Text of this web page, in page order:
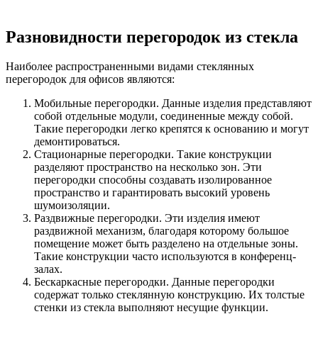
Разновидности перегородок из стекла
Наиболее распространенными видами стеклянных
перегородок для офисов являются:
Мобильные перегородки. Данные изделия представляют
собой отдельные модули, соединенные между собой.
Такие перегородки легко крепятся к основанию и могут
демонтироваться.
Стационарные перегородки. Такие конструкции
разделяют пространство на несколько зон. Эти
перегородки способны создавать изолированное
пространство и гарантировать высокий уровень
шумоизоляции.
Раздвижные перегородки. Эти изделия имеют
раздвижной механизм, благодаря которому большое
помещение может быть разделено на отдельные зоны.
Такие конструкции часто используются в конференц-
залах.
Бескаркасные перегородки. Данные перегородки
содержат только стеклянную конструкцию. Их толстые
стенки из стекла выполняют несущие функции.